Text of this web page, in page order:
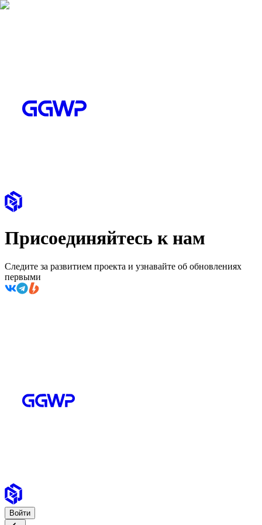
Присоединяйтесь к нам
Следите за развитием проекта и узнавайте об обновлениях
первыми
Войти